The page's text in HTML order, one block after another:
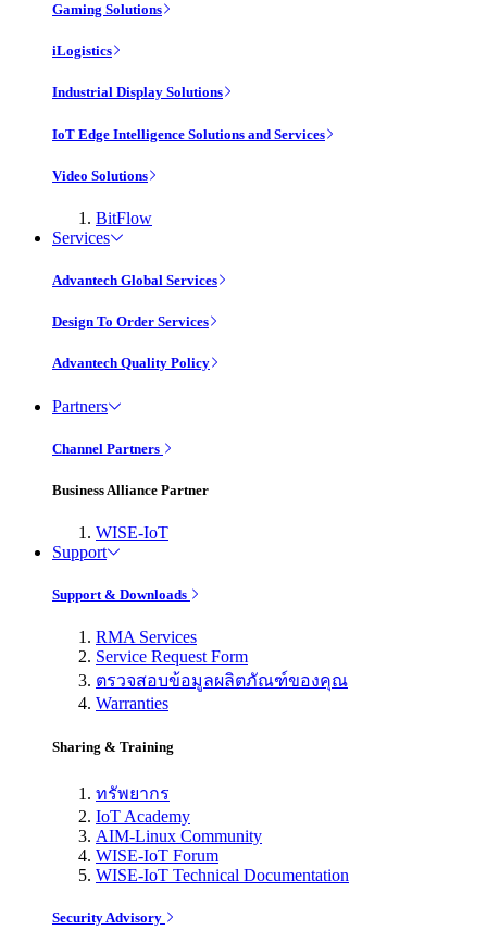
Gaming Solutions
iLogistics
Industrial Display Solutions
IoT Edge Intelligence Solutions and Services
Video Solutions
BitFlow
Services
Advantech Global Services
Design To Order Services
Advantech Quality Policy
Partners
Channel Partners
Business Alliance Partner
WISE-IoT
Support
Support & Downloads
RMA Services
Service Request Form
ตรวจสอบข้อมูลผลิตภัณฑ์ของคุณ
Warranties
Sharing & Training
ทรัพยากร
IoT Academy
AIM-Linux Community
WISE-IoT Forum
WISE-IoT Technical Documentation
Security Advisory